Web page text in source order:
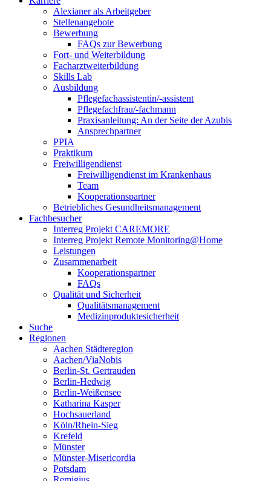
Alexianer als Arbeitgeber
Stellenangebote
Bewerbung
FAQs zur Bewerbung
Fort- und Weiterbildung
Facharztweiterbildung
Skills Lab
Ausbildung
Pflegefachassistentin/-assistent
Pflegefachfrau/-fachmann
Praxisanleitung: An der Seite der Azubis
Ansprechpartner
PPIA
Praktikum
Freiwilligendienst
Freiwilligendienst im Krankenhaus
Team
Kooperationspartner
Betriebliches Gesundheitsmanagement
Fachbesucher
Interreg Projekt CAREMORE
Interreg Projekt Remote Monitoring@Home
Leistungen
Zusammenarbeit
Kooperationspartner
FAQs
Qualität und Sicherheit
Qualitätsmanagement
Medizinproduktesicherheit
Suche
Regionen
Aachen Städteregion
Aachen/ViaNobis
Berlin-St. Gertrauden
Berlin-Hedwig
Berlin-Weißensee
Katharina Kasper
Hochsauerland
Köln/Rhein-Sieg
Krefeld
Münster
Münster-Misericordia
Potsdam